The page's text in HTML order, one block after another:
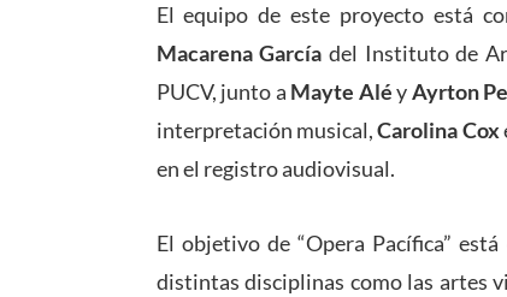
El equipo de este proyecto está
Macarena García del Instituto de
PUCV, junto a Mayte AléyAyrton
interpretación musical,Carolina Cox
en el registro audiovisual.
El objetivo de “Opera Pacífica”
distintas disciplinas como las artes